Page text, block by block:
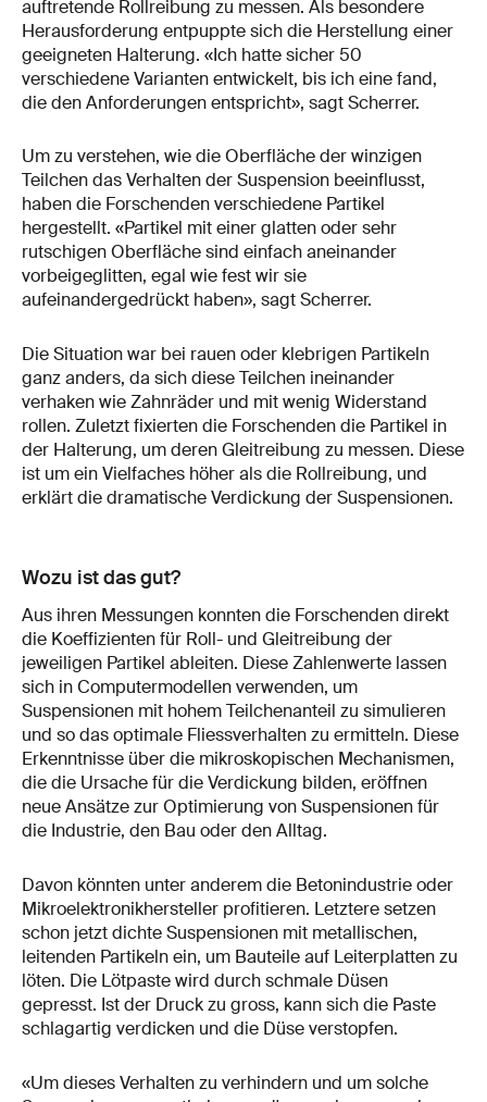
auftretende Rollreibung zu messen. Als besondere
Herausforderung entpuppte sich die Herstellung einer
geeigneten Halterung. «Ich hatte sicher 50
verschiedene Varianten entwickelt, bis ich eine fand,
die den Anforderungen entspricht», sagt Scherrer.
Um zu verstehen, wie die Oberfläche der winzigen
Teilchen das Verhalten der Suspension beeinflusst,
haben die Forschenden verschiedene Partikel
hergestellt. «Partikel mit einer glatten oder sehr
rutschigen Oberfläche sind einfach aneinander
vorbeigeglitten, egal wie fest wir sie
aufeinandergedrückt haben», sagt Scherrer.
Die Situation war bei rauen oder klebrigen Partikeln
ganz anders, da sich diese Teilchen ineinander
verhaken wie Zahnräder und mit wenig Widerstand
rollen. Zuletzt fixierten die Forschenden die Partikel in
der Halterung, um deren Gleitreibung zu messen. Diese
ist um ein Vielfaches höher als die Rollreibung, und
erklärt die dramatische Verdickung der Suspensionen.
Wozu ist das gut?
Aus ihren Messungen konnten die Forschenden direkt
die Koeffizienten für Roll- und Gleitreibung der
jeweiligen Partikel ableiten. Diese Zahlenwerte lassen
sich in Computermodellen verwenden, um
Suspensionen mit hohem Teilchenanteil zu simulieren
und so das optimale Fliessverhalten zu ermitteln. Diese
Erkenntnisse über die mikroskopischen Mechanismen,
die die Ursache für die Verdickung bilden, eröffnen
neue Ansätze zur Optimierung von Suspensionen für
die Industrie, den Bau oder den Alltag.
Davon könnten unter anderem die Betonindustrie oder
Mikroelektronikhersteller profitieren. Letztere setzen
schon jetzt dichte Suspensionen mit metallischen,
leitenden Partikeln ein, um Bauteile auf Leiterplatten zu
löten. Die Lötpaste wird durch schmale Düsen
gepresst. Ist der Druck zu gross, kann sich die Paste
schlagartig verdicken und die Düse verstopfen.
«Um dieses Verhalten zu verhindern und um solche